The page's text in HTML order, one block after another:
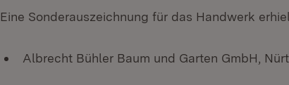
Eine Sonderauszeichnung für das Handwerk
Albrecht Bühler Baum und Garten GmbH,